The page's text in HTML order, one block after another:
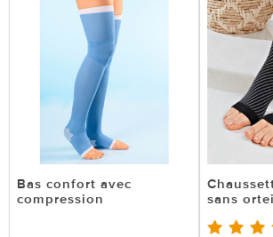
Bas confort avec
compression
sans